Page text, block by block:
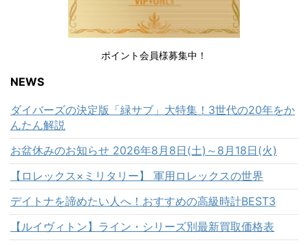
ポイント会員様募集中！
NEWS
ダイバーズの決定版「緑サブ」大特集！3世代の20年をか
んたん解説
お盆休みのお知らせ 2026年8月8日(土)～8月18日(火)
【ロレックス×ミリタリー】 軍用ロレックスの世界
デイトナを諦めたい人へ！おすすめの高級時計BEST3
【ルイヴィトン】ライン・シリーズ別最新買取価格表